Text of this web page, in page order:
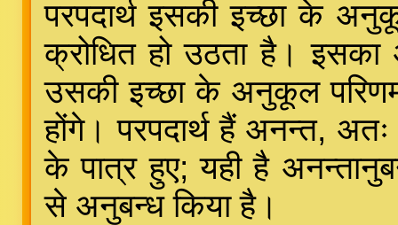
परपदार्थ इसकी इच्छा के
क्रोधित हो उठता है।
उसकी इच्छा के अनुकूल
होंगे। परपदार्थ हैं अनन्त,
के पात्र हुए; यही है
से अनुबन्ध किया है।